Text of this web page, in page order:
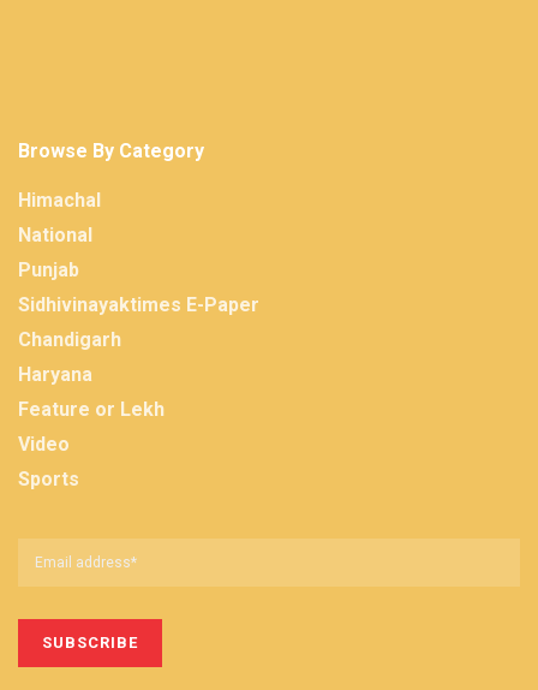
Browse By Category
Himachal
National
Punjab
Sidhivinayaktimes E-Paper
Chandigarh
Haryana
Feature or Lekh
Video
Sports